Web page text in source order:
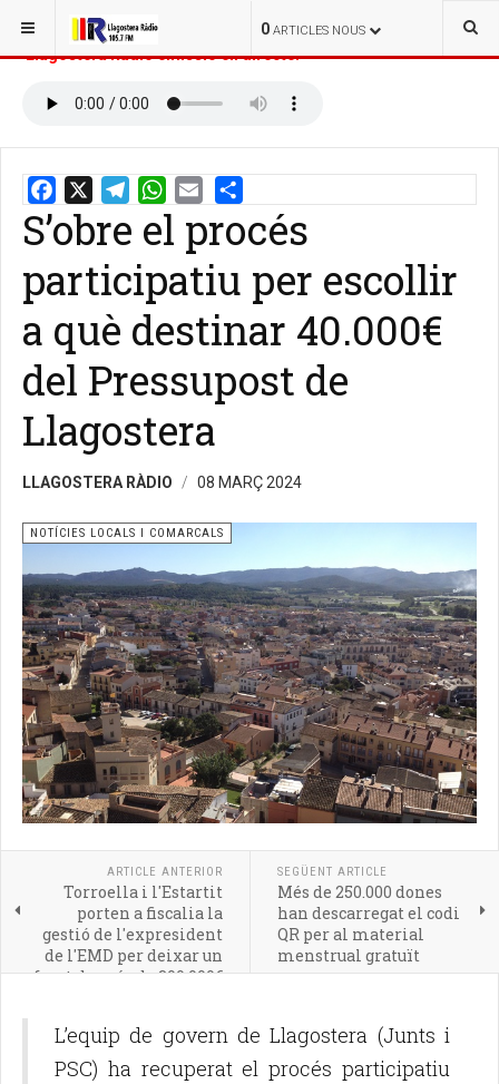
0 ARTICLES NOUS
ESTÀS AQUÍ: INICI
Llagostera Ràdio emissió en directe:
S’obre el procés
participatiu per escollir
a què destinar 40.000€
del Pressupost de
Llagostera
LLAGOSTERA RÀDIO 08 MARÇ 2024
NOTÍCIES LOCALS I COMARCALS
ARTICLE ANTERIOR
Torroella i l'Estartit
porten a fiscalia la
gestió de l'expresident
de l'EMD per deixar un
forat de més de 300.000€
SEGÜENT ARTICLE
Més de 250.000 dones
han descarregat el codi
QR per al material
menstrual gratuït
L’equip de govern de Llagostera (Junts i
PSC) ha recuperat el procés participatiu